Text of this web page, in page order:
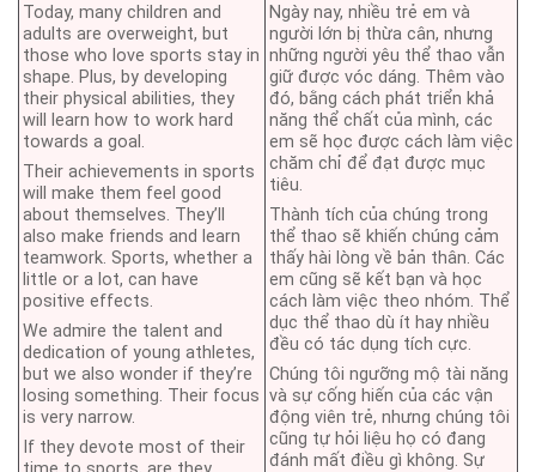
Today, many children and
adults are overweight, but
those who love sports stay in
shape. Plus, by developing
their physical abilities, they
will learn how to work hard
towards a goal.
Their achievements in sports
will make them feel good
about themselves. They’ll
also make friends and learn
teamwork. Sports, whether a
little or a lot, can have
positive effects.
We admire the talent and
dedication of young athletes,
but we also wonder if they’re
losing something. Their focus
is very narrow.
If they devote most of their
Ngày nay, nhiều trẻ em và
người lớn bị thừa cân, nhưng
những người yêu thể thao vẫn
giữ được vóc dáng. Thêm vào
đó, bằng cách phát triển khả
năng thể chất của mình, các
em sẽ học được cách làm việc
chăm chỉ để đạt được mục
tiêu.
Thành tích của chúng trong
thể thao sẽ khiến chúng cảm
thấy hài lòng về bản thân. Các
em cũng sẽ kết bạn và học
cách làm việc theo nhóm. Thể
dục thể thao dù ít hay nhiều
đều có tác dụng tích cực.
Chúng tôi ngưỡng mộ tài năng
và sự cống hiến của các vận
động viên trẻ, nhưng chúng tôi
cũng tự hỏi liệu họ có đang
đánh mất điều gì không. Sự